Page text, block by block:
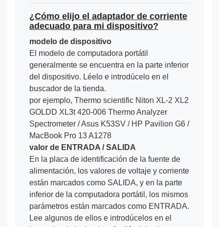
¿Cómo elijo el adaptador de corriente
adecuado para mi dispositivo?
modelo de dispositivo
El modelo de computadora portátil
generalmente se encuentra en la parte inferior
del dispositivo. Léelo e introdúcelo en el
buscador de la tienda.
por ejemplo, Thermo scientific Niton XL-2 XL2
GOLDD XL3t 420-006 Thermo Analyzer
Spectrometer / Asus K53SV / HP Pavilion G6 /
MacBook Pro 13 A1278
valor de ENTRADA / SALIDA
En la placa de identificación de la fuente de
alimentación, los valores de voltaje y corriente
están marcados como SALIDA, y en la parte
inferior de la computadora portátil, los mismos
parámetros están marcados como ENTRADA.
Lee algunos de ellos e introdúcelos en el